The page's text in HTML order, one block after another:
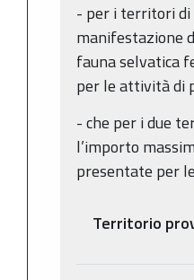
- per i territori di
manifestazione
fauna selvatica
per le attività di
- che per i due
l’importo
presentate per
Territorio